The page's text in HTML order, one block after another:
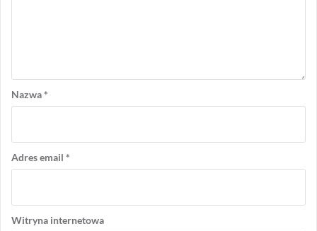
Nazwa*
Adres email *
Witryna internetowa